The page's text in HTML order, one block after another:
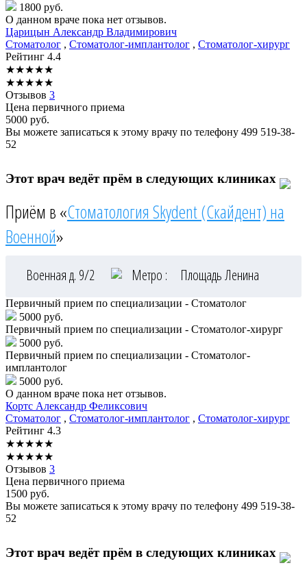
1800 руб.
О данном враче пока нет отзывов.
Царицын Александр Владимирович
Стоматолог , Стоматолог-имплантолог , Стоматолог-хирург
Рейтинг 4.4
★★★★★
★★★★★
Отзывов 3
Цена первичного приема
5000 руб.
Вы можете записаться к этому врачу по телефону 499 519-38-
52
Этот врач ведёт прём в следующих клиниках
Приём в «Стоматология Skydent (Скайдент) на
Военной»
Военная д. 9/2 Метро : Площадь Ленина
Первичный прием по специализации - Стоматолог
5000 руб.
Первичный прием по специализации - Стоматолог-хирург
5000 руб.
Первичный прием по специализации - Стоматолог-
имплантолог
5000 руб.
О данном враче пока нет отзывов.
Кортс Александр Феликсович
Стоматолог , Стоматолог-имплантолог , Стоматолог-хирург
Рейтинг 4.3
★★★★★
★★★★★
Отзывов 3
Цена первичного приема
1500 руб.
Вы можете записаться к этому врачу по телефону 499 519-38-
52
Этот врач ведёт прём в следующих клиниках